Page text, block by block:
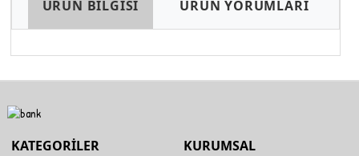
ÜRÜN BİLGİSİ ÜRÜN YORUMLARI
KATEGORİLER KURUMSAL